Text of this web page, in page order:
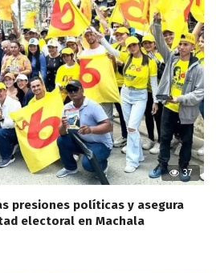
37
presiones políticas y asegura
electoral en Machala